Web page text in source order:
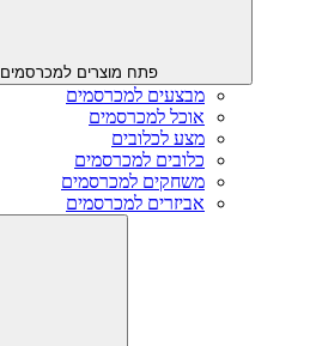
פתח מוצרים למכרסמים
מבצעים למכרסמים
אוכל למכרסמים
מצע לכלובים
כלובים למכרסמים
משחקים למכרסמים
אביזרים למכרסמים